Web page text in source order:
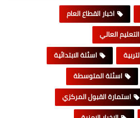
اخبار القطاع العام
العالي
اسئلة الابتدائية
اسئلة المتوسطة
استمارة القبول المركزي